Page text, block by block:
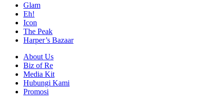
Glam
Eh!
Icon
The Peak
Harper’s Bazaar
About Us
Biz of Re
Media Kit
Hubungi Kami
Promosi